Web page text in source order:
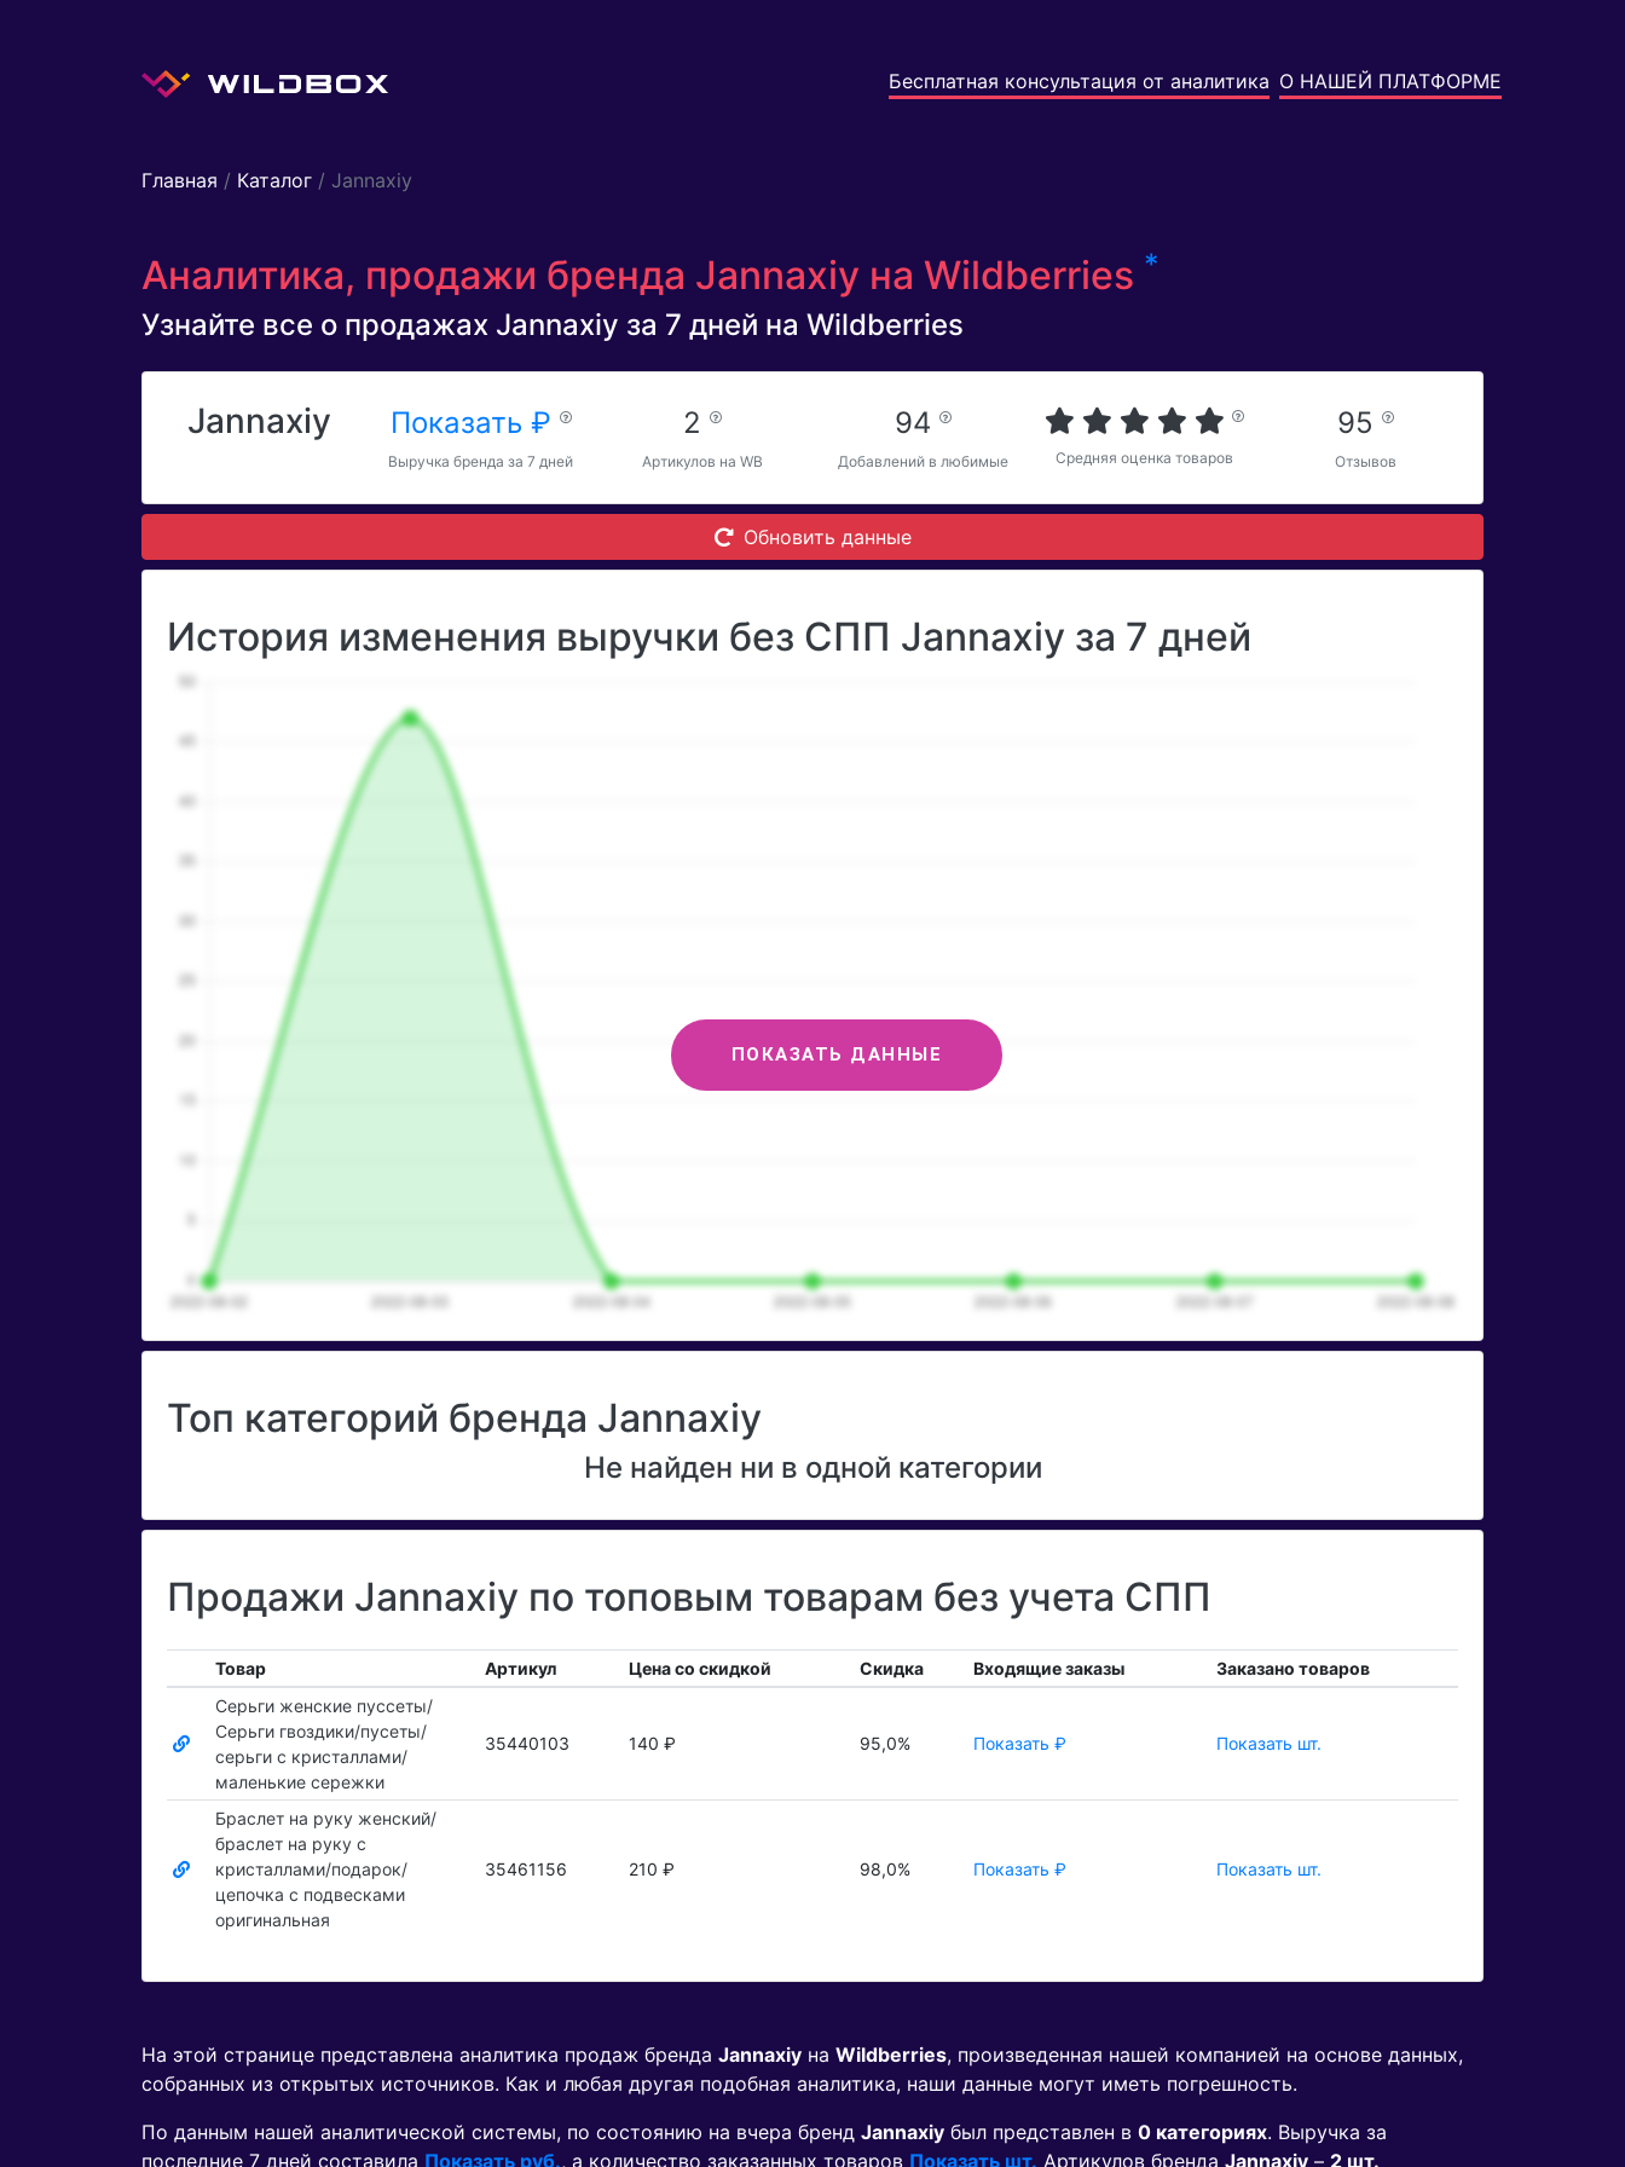
Бесплатная консультация от аналитика О НАШЕЙ ПЛАТФОРМЕ
Главная / Каталог / Jannaxiy
Аналитика, продажи бренда Jannaxiy на Wildberries *
Узнайте все о продажах Jannaxiy за 7 дней на Wildberries
Jannaxiy Показать ₽
Выручка бренда за 7 дней
2
Артикулов на WB
94
Добавлений в любимые Средняя оценка товаров
95
Отзывов
Обновить данные
История изменения выручки без СПП Jannaxiy за 7 дней
ПОКАЗАТЬ ДАННЫЕ
Топ категорий бренда Jannaxiy
Не найден ни в одной категории
Продажи Jannaxiy по топовым товарам без учета СПП
Товар Артикул Цена со скидкой Скидка Входящие заказы
Заказано товаров
Серьги женские пуссеты/
Серьги гвоздики/пусеты/
серьги с кристаллами/
маленькие сережки
35440103 140 ₽ 95,0% Показать ₽ Показать шт.
Браслет на руку женский/
браслет на руку с
кристаллами/подарок/
цепочка с подвесками
оригинальная
35461156 210 ₽ 98,0% Показать ₽ Показать шт.
На этой странице представлена аналитика продаж бренда Jannaxiy на Wildberries, произведенная нашей компанией на основе данных,
собранных из открытых источников. Как и любая другая подобная аналитика, наши данные могут иметь погрешность.
По данным нашей аналитической системы, по состоянию на вчера бренд Jannaxiy был представлен в 0 категориях. Выручка за
последние 7 дней составила Показать руб., а количество заказанных товаров Показать шт. Артикулов бренда Jannaxiy – 2 шт.